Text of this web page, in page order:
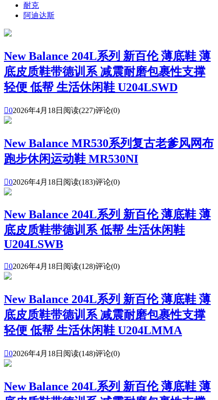
耐克
阿迪达斯
New Balance 204L系列 新百伦 薄底鞋 薄
底皮质鞋带德训系 减震耐磨包裹性支撑
轻便 低帮 生活休闲鞋 U204LSWD
02026年4月18日 阅读(227)评论(0)
New Balance MR530系列复古老爹风网布
跑步休闲运动鞋 MR530NI
02026年4月18日 阅读(183)评论(0)
New Balance 204L系列 新百伦 薄底鞋 薄
底皮质鞋带德训系 低帮 生活休闲鞋
U204LSWB
02026年4月18日 阅读(128)评论(0)
New Balance 204L系列 新百伦 薄底鞋 薄
底皮质鞋带德训系 减震耐磨包裹性支撑
轻便 低帮 生活休闲鞋 U204LMMA
02026年4月18日 阅读(148)评论(0)
New Balance 204L系列 新百伦 薄底鞋 薄